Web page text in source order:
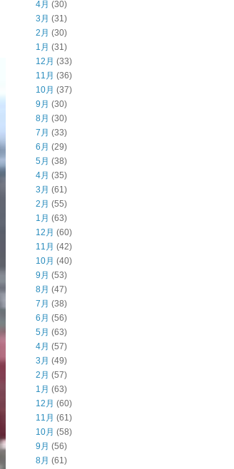
4月 (30)
3月 (31)
2月 (30)
1月 (31)
12月 (33)
11月 (36)
10月 (37)
9月 (30)
8月 (30)
7月 (33)
6月 (29)
5月 (38)
4月 (35)
3月 (61)
2月 (55)
1月 (63)
12月 (60)
11月 (42)
10月 (40)
9月 (53)
8月 (47)
7月 (38)
6月 (56)
5月 (63)
4月 (57)
3月 (49)
2月 (57)
1月 (63)
12月 (60)
11月 (61)
10月 (58)
9月 (56)
8月 (61)